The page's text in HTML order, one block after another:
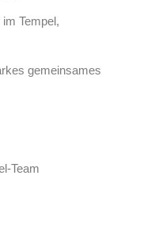
Tempel,
gemeinsames
Team